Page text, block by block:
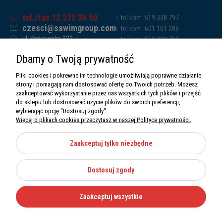
tel./fax 12 270 36 50
czesci@sawimgroup.com
ul. Krakowska 332,
Sawim Group Mariusz Zdyb sp. k.
NIP: 5130284470
REGON: 5246591010
tel.kom. 519 338 797
tel.kom. 601 161 286
tel.kom. 519 338 793
O nas
Informacje
Moje konto
Kategorie
Dbamy o Twoją prywatność
Pliki cookies i pokrewne im technologie umożliwiają poprawne działanie
strony i pomagają nam dostosować ofertę do Twoich potrzeb. Możesz
zaakceptować wykorzystanie przez nas wszystkich tych plików i przejść
do sklepu lub dostosować użycie plików do swoich preferencji,
wybierając opcję "Dostosuj zgody".
Więcej o plikach cookies przeczytasz w naszej Polityce prywatności.
Zaakceptuj tylko niezbędne
Dostosuj zgody
Zaakceptuj wszystkie